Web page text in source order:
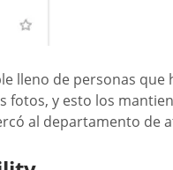
lleno de personas
fotos, y esto los
al departamento